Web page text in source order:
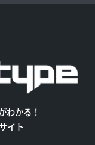
わかる！
イト